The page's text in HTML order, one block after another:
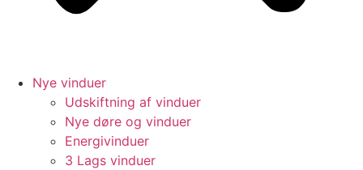
Nye vinduer
Udskiftning af vinduer
Nye døre og vinduer
Energivinduer
3 Lags vinduer